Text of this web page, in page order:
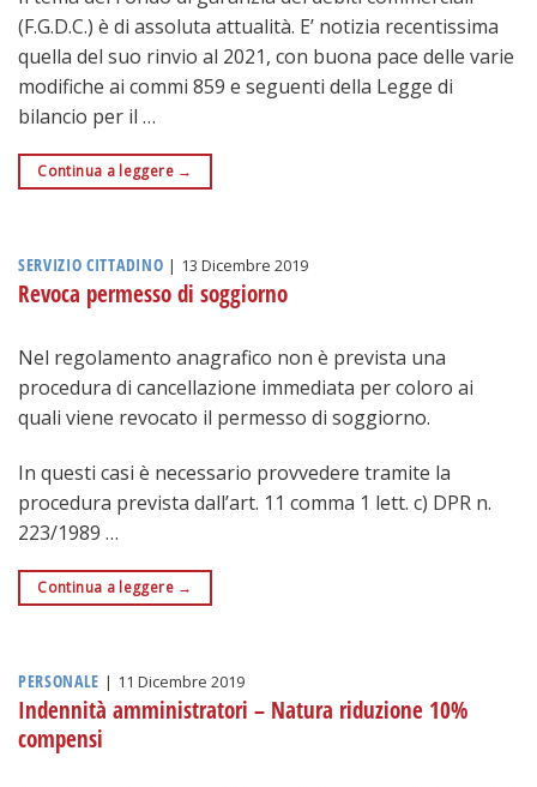
(F.G.D.C.) è di assoluta attualità. E’ notizia recentissima
quella del suo rinvio al 2021, con buona pace delle varie
modifiche ai commi 859 e seguenti della Legge di
bilancio per il …
Continua a leggere →
SERVIZIO CITTADINO | 13 Dicembre 2019
Revoca permesso di soggiorno
Nel regolamento anagrafico non è prevista una
procedura di cancellazione immediata per coloro ai
quali viene revocato il permesso di soggiorno.
In questi casi è necessario provvedere tramite la
procedura prevista dall’art. 11 comma 1 lett. c) DPR n.
223/1989 …
Continua a leggere →
PERSONALE | 11 Dicembre 2019
Indennità amministratori – Natura riduzione 10%
compensi